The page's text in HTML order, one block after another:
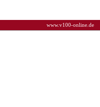
www.v100-online.de